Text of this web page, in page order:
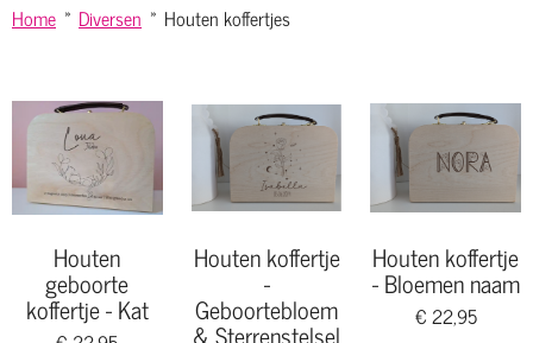
Home » Diversen » Houten koffertjes
Houten
geboorte
koffertje - Kat
Houten koffertje
-
Geboortebloem
Houten koffertje
- Bloemen naam
€ 22,95